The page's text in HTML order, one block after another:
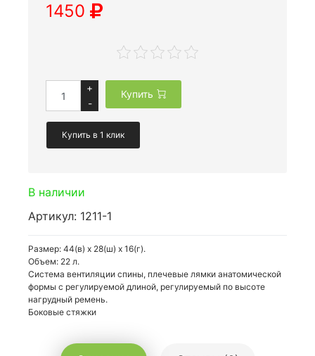
1450
+
-
Купить
Купить в 1 клик
В наличии
Артикул: 1211-1
Размер: 44(в) х 28(ш) х 16(г).
Объем: 22 л.
Система вентиляции спины, плечевые лямки анатомической
формы с регулируемой длиной, регулируемый по высоте
нагрудный ремень.
Боковые стяжки